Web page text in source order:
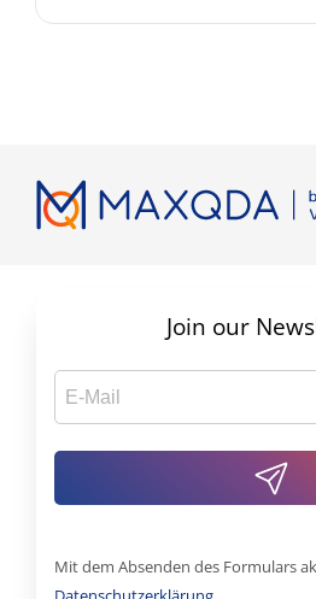
Join our
Mit dem Absenden des Formulars